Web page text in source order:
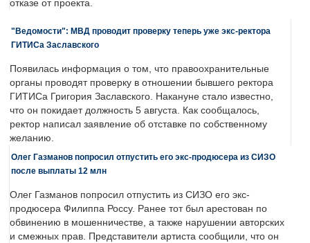
отказе от проекта.
"Ведомости": МВД проводит проверку теперь уже экс-ректора
ГИТИСа Заславского
Появилась информация о том, что правоохранительные
органы проводят проверку в отношении бывшего ректора
ГИТИСа Григория Заславского. Накануне стало известно,
что он покидает должность 5 августа. Как сообщалось,
ректор написал заявление об отставке по собственному
желанию.
Олег Газманов попросил отпустить его экс-продюсера из СИЗО
после выплаты 12 млн
Олег Газманов попросил отпустить из СИЗО его экс-
продюсера Филиппа Россу. Ранее тот был арестован по
обвинению в мошенничестве, а также нарушении авторских
и смежных прав. Представители артиста сообщили, что он